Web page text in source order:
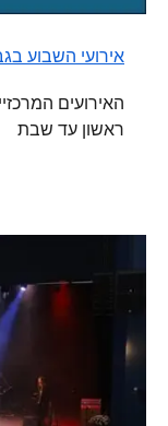
אירועי השבוע בגבעתיים 3/
האירועים
ראשון עד שבת